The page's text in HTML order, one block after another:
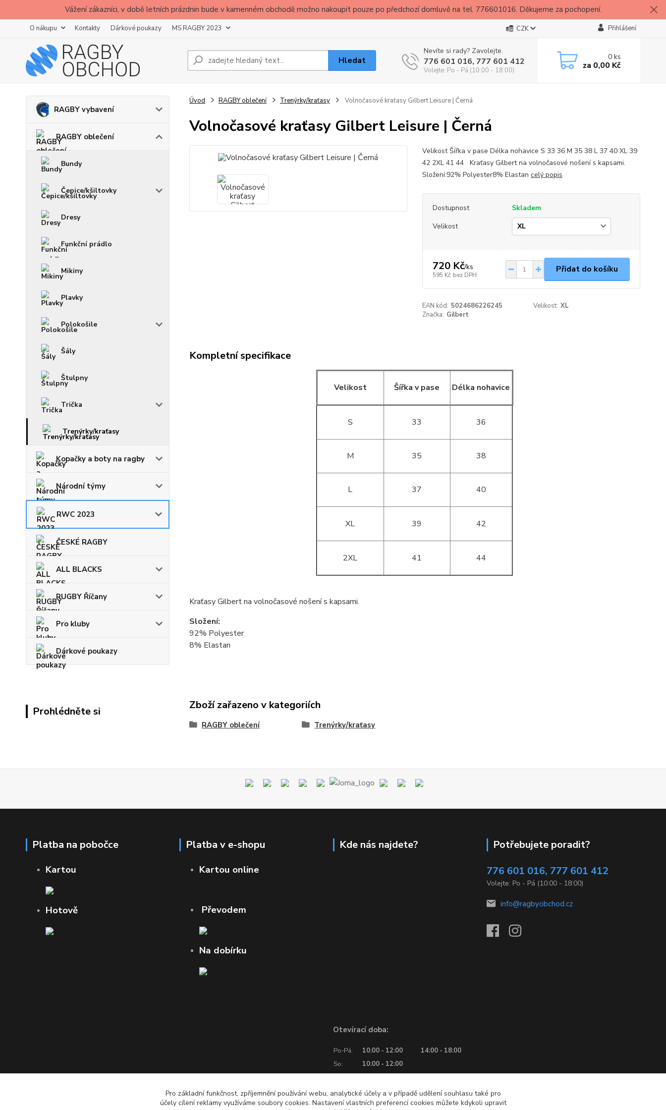
Vážení zákazníci, v době letních prázdnin bude v kamenném obchodě možno nakoupit pouze po předchozí domluvě na tel. 776601016. Děkujeme za pochopení.
O nákupu Kontakty Dárkové poukazy MS RAGBY 2023 CZK Přihlášení
Hledat
Nevíte si rady? Zavolejte.
776 601 016, 777 601 412
Volejte: Po - Pá (10:00 - 18:00)
0ks
za 0,00 Kč
RAGBY vybavení
RAGBY oblečení
Bundy
Čepice/kšiltovky
Dresy
Funkční prádlo
Mikiny
Plavky
Polokošile
Šály
Štulpny
Trička
Trenýrky/kraťasy
Kopačky a boty na ragby
Národní týmy
RWC 2023
ČESKÉ RAGBY
ALL BLACKS
RUGBY Říčany
Pro kluby
Dárkové poukazy
Prohlédněte si
Úvod RAGBY oblečení Trenýrky/kraťasy Volnočasové kraťasy Gilbert Leisure | Černá
Volnočasové kraťasy Gilbert Leisure | Černá
Velikost Šířka v pase Délka nohavice S 33 36 M 35 38 L 37 40 XL 39
42 2XL 41 44 Kraťasy Gilbert na volnočasové nošení s kapsami.
Složení:92% Polyester8% Elastan celý popis
Dostupnost
Skladem
Velikost
720 Kč/ks
595 Kč bez DPH
Přidat do košíku
EAN kód: 5024686226245 Velikost: XL
Značka: Gilbert
Kompletní specifikace
Velikost Šířka v pase Délka nohavice
S 33 36
M 35 38
L 37 40
XL 39 42
2XL 41 44
Kraťasy Gilbert na volnočasové nošení s kapsami.
Složení:
92% Polyester
8% Elastan
Zboží zařazeno v kategoriích
RAGBY oblečení Trenýrky/kraťasy
Platba na pobočce
Kartou
Hotově
Platba v e-shopu
Kartou online
Převodem
Na dobírku
Kde nás najdete?
Otevírací doba:
Po-Pá: 10:00 - 12:00
14:00 - 18:00
So:
10:00 - 12:00
Potřebujete poradit?
776 601 016, 777 601 412
Volejte: Po - Pá (10:00 - 18:00)
info@ragbyobchod.cz
Pro základní funkčnost, zpříjemnění používání webu, analytické účely a v případě udělení souhlasu také pro
účely cílení reklamy využíváme soubory cookies. Nastavení vlastních preferencí cookies můžete kdykoli upravit